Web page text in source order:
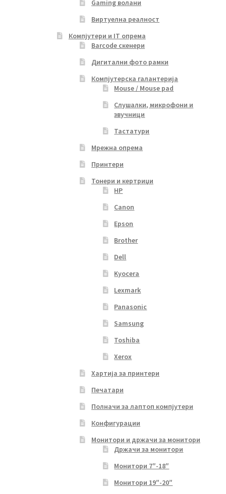
Gaming волани
Виртуелна реалност
Компјутери и IT опрема
Barcode скенери
Дигитални фото рамки
Компјутерска галантерија
Mouse / Mouse pad
Слушалки, микрофони и
звучници
Тастатури
Мрежна опрема
Принтери
Тонери и кертриџи
HP
Canon
Epson
Brother
Dell
Kyocera
Lexmark
Panasonic
Samsung
Toshiba
Xerox
Хартија за принтери
Печатари
Полначи за лаптоп компјутери
Конфигурации
Монитори и држачи за монитори
Држачи за монитори
Монитори 7″-18″
Монитори 19″-20″